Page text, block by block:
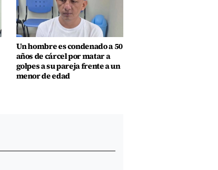
Un hombre es condenado a 50
años de cárcel por matar a
golpes a su pareja frente a un
menor de edad